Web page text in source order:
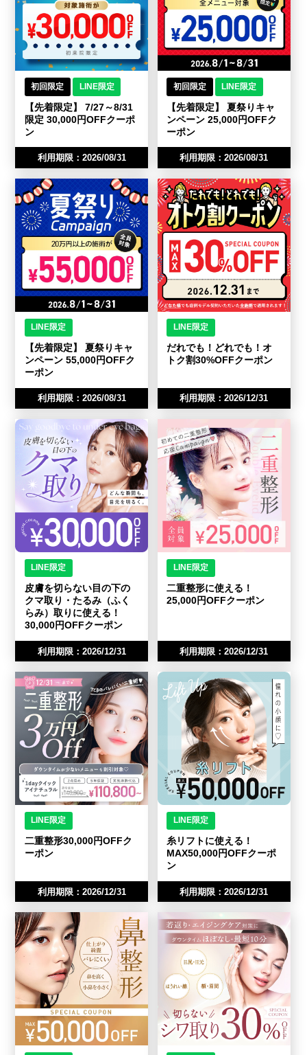
初回限定 LINE限定
【先着限定】 7/27～8/31
限定 30,000円OFFクーポ
ン
利用期限：2026/08/31
初回限定 LINE限定
【先着限定】 夏祭りキャ
ンペーン 25,000円OFFク
ーポン
利用期限：2026/08/31
LINE限定
【先着限定】 夏祭りキャ
ンペーン 55,000円OFFク
ーポン
利用期限：2026/08/31
LINE限定
だれでも！どれでも！オ
トク割30%OFFクーポン
利用期限：2026/12/31
LINE限定
皮膚を切らない目の下の
クマ取り・たるみ（ふく
らみ）取りに使える！
30,000円OFFクーポン
利用期限：2026/12/31
LINE限定
二重整形に使える！
25,000円OFFクーポン
利用期限：2026/12/31
LINE限定
二重整形30,000円OFFク
ーポン
利用期限：2026/12/31
LINE限定
糸リフトに使える！
MAX50,000円OFFクーポ
ン
利用期限：2026/12/31